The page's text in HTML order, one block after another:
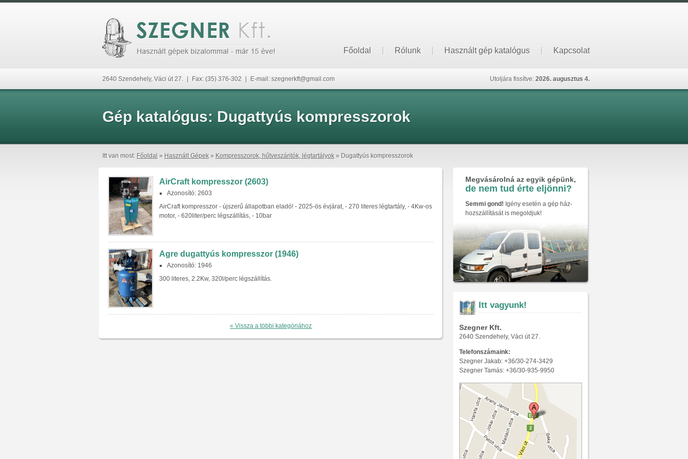
Főoldal Rólunk Használt gép katalógus Kapcsolat
2640 Szendehely, Váci út 27. Fax: (35) 376-302 E-mail: szegnerkft@gmail.com Utoljára fissítve: 2026. augusztus 4.
Gép katalógus: Dugattyús kompresszorok
Itt van most: Főoldal » Használt Gépek » Kompresszorok, hűtveszáritók, légtartályok » Dugattyús kompresszorok
AirCraft kompresszor (2603)
Azonosító: 2603
AirCraft kompresszor - újszerű állapotban eladó! - 2025-ös évjárat, - 270 literes légtartály, - 4Kw-os
motor, - 620liter/perc légszállítás, - 10bar
Agre dugattyús kompresszor (1946)
Azonosító: 1946
300 literes, 2.2Kw, 320l/perc légszállítás.
« Vissza a többi kategóriához
Megvásárolná az egyik gépünk,
de nem tud érte eljönni?
Semmi gond! Igény esetén a gép ház-
hozszállítását is megoldjuk!
Itt vagyunk!
Szegner Kft.
2640 Szendehely, Váci út 27.
Telefonszámaink:
Szegner Jakab: +36/30-274-3429
Szegner Tamás: +36/30-935-9950